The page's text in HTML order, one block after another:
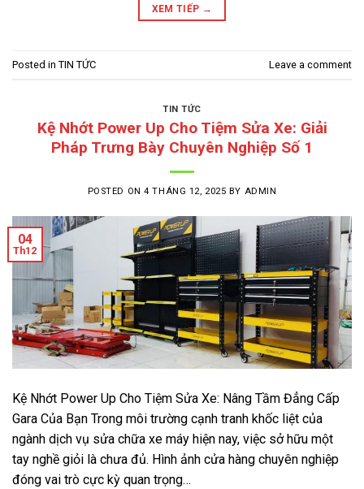
XEM TIẾP →
Posted in TIN TỨC Leave a comment
TIN TỨC
Kệ Nhớt Power Up Cho Tiệm Sửa Xe: Giải
Pháp Trưng Bày Chuyên Nghiệp Số 1
POSTED ON4 THÁNG 12, 2025 BY ADMIN
04
Th12
Kệ Nhớt Power Up Cho Tiệm Sửa Xe: Nâng Tầm Đẳng Cấp
Gara Của Bạn Trong môi trường cạnh tranh khốc liệt của
ngành dịch vụ sửa chữa xe máy hiện nay, việc sở hữu một
tay nghề giỏi là chưa đủ. Hình ảnh cửa hàng chuyên nghiệp
đóng vai trò cực kỳ quan trọng…